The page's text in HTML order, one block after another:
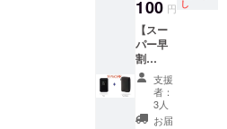
100 円 し
【スー
パー早
割
33%OF
F】
Tern 本
体1台+
支援
者：
3人
お届